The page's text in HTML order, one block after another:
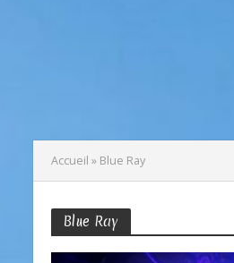
Accueil » Blue Ray
Blue Ray